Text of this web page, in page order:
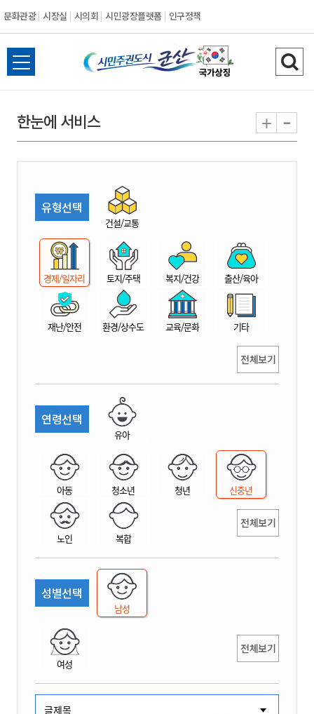
문화관광 시장실 시의회 시민광장플랫폼 인구정책
시
민
권
시
산
전
체
뉴
열
검
색
기
한눈에 서비스 + -
유형선택
건설/교통
경제/일자리 토지/주택 복지/건강 출산/육아
재난/안전 환경/상수도 교육/문화 기타
전체보기
연령선택
유아
아동 청소년 청년 신중년
노인 복합
전체보기
성별선택
남성
여성
전체보기